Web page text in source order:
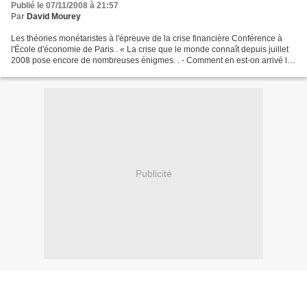
Publié le 07/11/2008 à 21:57
Par David Mourey
Les théories monétaristes à l'épreuve de la crise financière Conférence à
l'École d'économie de Paris . « La crise que le monde connaît depuis juillet
2008 pose encore de nombreuses énigmes. . - Comment en est-on arrivé là
Publicité